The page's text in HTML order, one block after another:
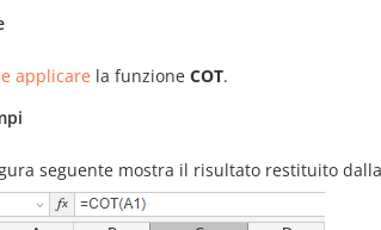
applicare la funzione COT.
seguente mostra il risultato restituito